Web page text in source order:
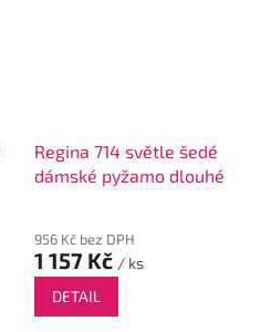
Regina 714 světle šedé
dámské pyžamo dlouhé
956 Kč bez DPH
1 157 Kč / ks
DETAIL